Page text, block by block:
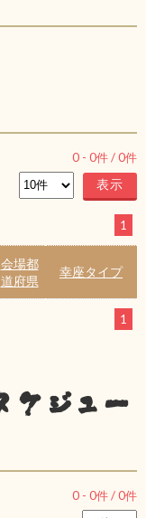
0 - 0件 /0件
1
会場都
道府県
幸座タイプ
1
ケジュー
0 - 0件 /0件